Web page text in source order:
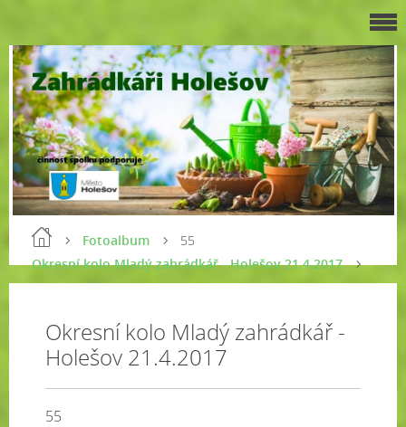
Fotoalbum
Okresní kolo Mladý zahrádkář - Holešov 21.4.2017
55
Okresní kolo Mladý zahrádkář -
Holešov 21.4.2017
55